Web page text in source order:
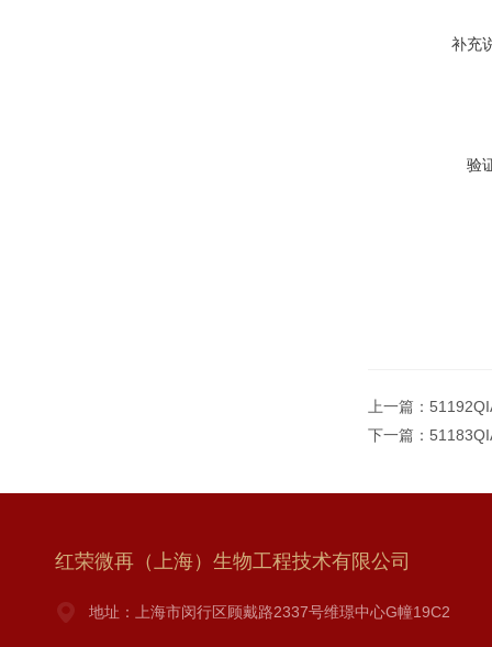
补充
验
上一篇：
下一篇：
红荣微再（上海）生物工程技术有限公司
地址：上海市闵行区顾戴路2337号维璟中心G幢19C2